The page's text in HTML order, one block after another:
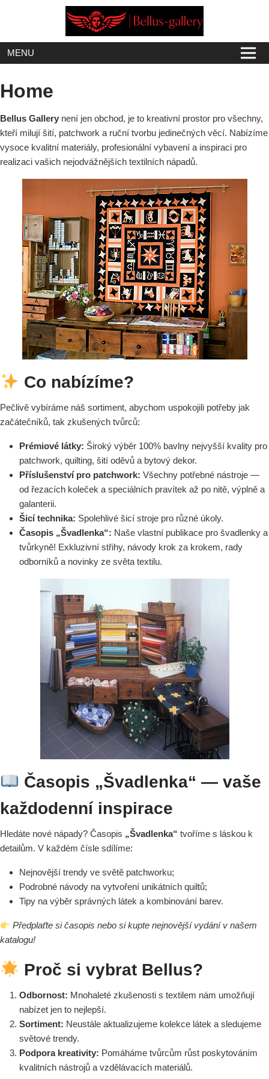
MENU
Home
Bellus Gallery není jen obchod, je to kreativní prostor pro všechny,
kteří milují šití, patchwork a ruční tvorbu jedinečných věcí. Nabízíme
vysoce kvalitní materiály, profesionální vybavení a inspiraci pro
realizaci vašich nejodvážnějších textilních nápadů.
Co nabízíme?
Pečlivě vybíráme náš sortiment, abychom uspokojili potřeby jak
začátečníků, tak zkušených tvůrců:
Prémiové látky: Široký výběr 100% bavlny nejvyšší kvality pro
patchwork, quilting, šití oděvů a bytový dekor.
Příslušenství pro patchwork: Všechny potřebné nástroje —
od řezacích koleček a speciálních pravítek až po nitě, výplně a
galanterii.
Šicí technika: Spolehlivé šicí stroje pro různé úkoly.
Časopis „Švadlenka“: Naše vlastní publikace pro švadlenky a
tvůrkyně! Exkluzivní střihy, návody krok za krokem, rady
odborníků a novinky ze světa textilu.
Časopis „Švadlenka“ — vaše
každodenní inspirace
Hledáte nové nápady? Časopis „Švadlenka“ tvoříme s láskou k
detailům. V každém čísle sdílíme:
Nejnovější trendy ve světě patchworku;
Podrobné návody na vytvoření unikátních quiltů;
Tipy na výběr správných látek a kombinování barev.
Předplaťte si časopis nebo si kupte nejnovější vydání v našem
katalogu!
Proč si vybrat Bellus?
Odbornost: Mnohaleté zkušenosti s textilem nám umožňují
nabízet jen to nejlepší.
Sortiment: Neustále aktualizujeme kolekce látek a sledujeme
světové trendy.
Podpora kreativity: Pomáháme tvůrcům růst poskytováním
kvalitních nástrojů a vzdělávacích materiálů.